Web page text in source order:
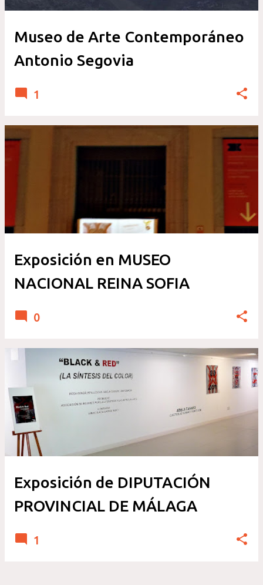
Museo de Arte Contemporáneo
Antonio Segovia
1
Exposición en MUSEO
NACIONAL REINA SOFIA
0
Exposición de DIPUTACIÓN
PROVINCIAL DE MÁLAGA
1